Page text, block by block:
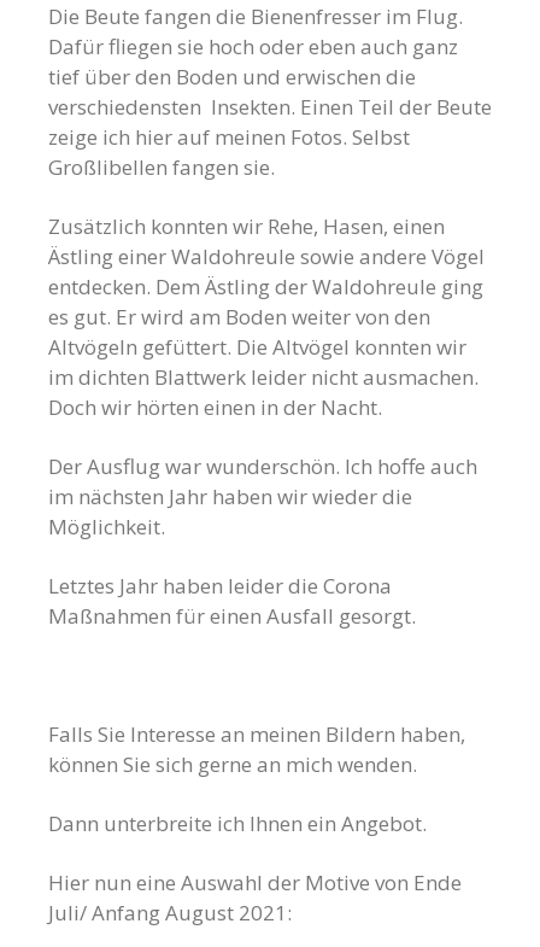
Die Beute fangen die Bienenfresser im Flug.
Dafür fliegen sie hoch oder eben auch ganz
tief über den Boden und erwischen die
verschiedensten Insekten. Einen Teil der Beute
zeige ich hier auf meinen Fotos. Selbst
Großlibellen fangen sie.
Zusätzlich konnten wir Rehe, Hasen, einen
Ästling einer Waldohreule sowie andere Vögel
entdecken. Dem Ästling der Waldohreule ging
es gut. Er wird am Boden weiter von den
Altvögeln gefüttert. Die Altvögel konnten wir
im dichten Blattwerk leider nicht ausmachen.
Doch wir hörten einen in der Nacht.
Der Ausflug war wunderschön. Ich hoffe auch
im nächsten Jahr haben wir wieder die
Möglichkeit.
Letztes Jahr haben leider die Corona
Maßnahmen für einen Ausfall gesorgt.
Falls Sie Interesse an meinen Bildern haben,
können Sie sich gerne an mich wenden.
Dann unterbreite ich Ihnen ein Angebot.
Hier nun eine Auswahl der Motive von Ende
Juli/ Anfang August 2021: